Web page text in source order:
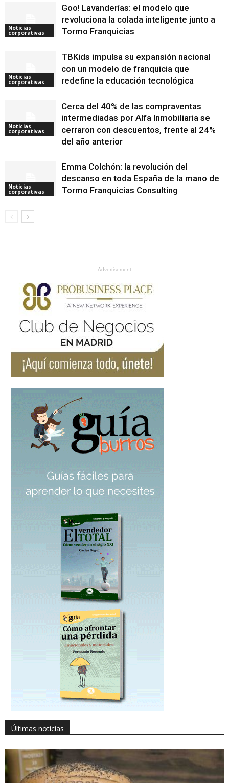
Noticias
corporativas
Goo! Lavanderías: el modelo que
revoluciona la colada inteligente junto a
Tormo Franquicias
Noticias
corporativas
TBKids impulsa su expansión nacional
con un modelo de franquicia que
redefine la educación tecnológica
Noticias
corporativas
Cerca del 40% de las compraventas
intermediadas por Alfa Inmobiliaria se
cerraron con descuentos, frente al 24%
del año anterior
Noticias
corporativas
Emma Colchón: la revolución del
descanso en toda España de la mano de
Tormo Franquicias Consulting
- Advertisement -
Últimas noticias